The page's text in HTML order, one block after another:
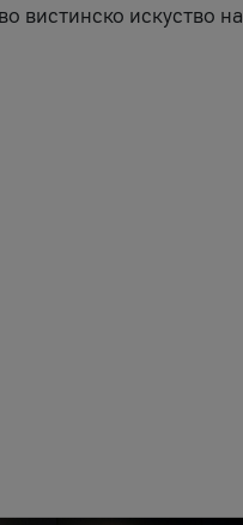
вистинско искуство на